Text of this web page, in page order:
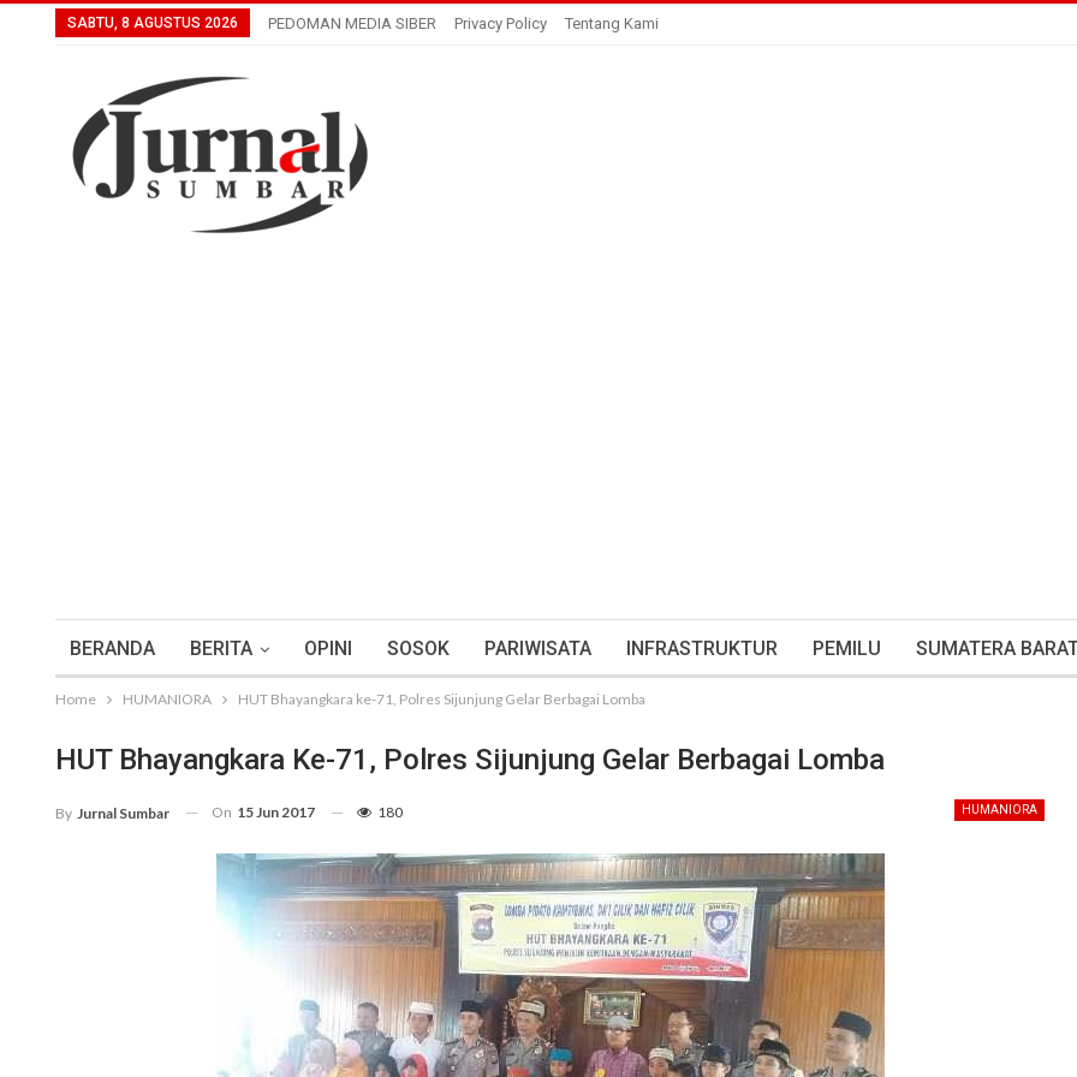
SABTU, 8 AGUSTUS 2026 PEDOMAN MEDIA SIBER Privacy Policy Tentang Kami
BERANDA BERITA OPINI SOSOK PARIWISATA INFRASTRUKTUR PEMILU SUMATERA
Home HUMANIORA HUT Bhayangkara ke-71, Polres Sijunjung Gelar Berbagai Lomba
HUT Bhayangkara Ke-71, Polres Sijunjung Gelar Berbagai Lomba
HUMANIORA
By Jurnal Sumbar On 15 Jun 2017 180